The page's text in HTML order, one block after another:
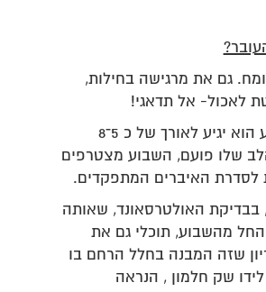
גם את מרגישה בחילות,
לאכול- אל תדאגי!
במהלך השבוע הוא יגיע לאורך של כ 5־8
שלו פועם, השבוע מצטרפים
לסדרת האיברים המתפקדים.
בבדיקת האולטרסאונד, שאותה
החל מהשבוע, תוכלי גם את
שזה המבנה בחלל הרחם בו
שק חלמון , הנראה